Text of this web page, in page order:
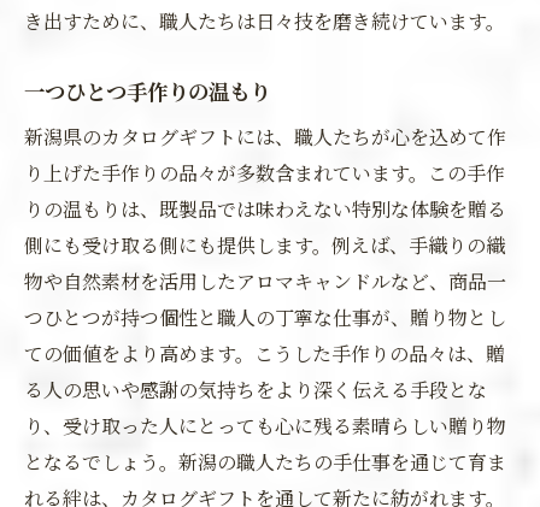
き出すために、職人たちは日々技を磨き続けています。
一つひとつ手作りの温もり
新潟県のカタログギフトには、職人たちが心を込めて作
り上げた手作りの品々が多数含まれています。この手作
りの温もりは、既製品では味わえない特別な体験を贈る
側にも受け取る側にも提供します。例えば、手織りの織
物や自然素材を活用したアロマキャンドルなど、商品一
つひとつが持つ個性と職人の丁寧な仕事が、贈り物とし
ての価値をより高めます。こうした手作りの品々は、贈
る人の思いや感謝の気持ちをより深く伝える手段とな
り、受け取った人にとっても心に残る素晴らしい贈り物
となるでしょう。新潟の職人たちの手仕事を通じて育ま
れる絆は、カタログギフトを通して新たに紡がれます。